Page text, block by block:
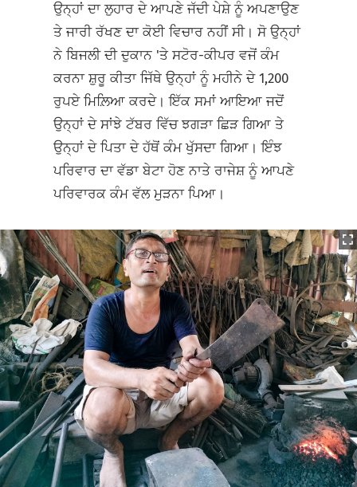
ਉਨ੍ਹਾਂ ਦਾ ਲੁਹਾਰ ਦੇ ਆਪਣੇ ਜੱਦੀ ਪੇਸ਼ੇ ਨੂੰ ਅਪਣਾਉਣ
ਤੇ ਜਾਰੀ ਰੱਖਣ ਦਾ ਕੋਈ ਵਿਚਾਰ ਨਹੀਂ ਸੀ। ਸੋ ਉਨ੍ਹਾਂ
ਨੇ ਬਿਜਲੀ ਦੀ ਦੁਕਾਨ 'ਤੇ ਸਟੋਰ-ਕੀਪਰ ਵਜੋਂ ਕੰਮ
ਕਰਨਾ ਸ਼ੁਰੂ ਕੀਤਾ ਜਿੱਥੇ ਉਨ੍ਹਾਂ ਨੂੰ ਮਹੀਨੇ ਦੇ 1,200
ਰੁਪਏ ਮਿਲ਼ਿਆ ਕਰਦੇ। ਇੱਕ ਸਮਾਂ ਆਇਆ ਜਦੋਂ
ਉਨ੍ਹਾਂ ਦੇ ਸਾਂਝੇ ਟੱਬਰ ਵਿੱਚ ਝਗੜਾ ਛਿੜ ਗਿਆ ਤੇ
ਉਨ੍ਹਾਂ ਦੇ ਪਿਤਾ ਦੇ ਹੱਥੋਂ ਕੰਮ ਖੁੱਸਦਾ ਗਿਆ। ਇੰਝ
ਪਰਿਵਾਰ ਦਾ ਵੱਡਾ ਬੇਟਾ ਹੋਣ ਨਾਤੇ ਰਾਜੇਸ਼ ਨੂੰ ਆਪਣੇ
ਪਰਿਵਾਰਕ ਕੰਮ ਵੱਲ ਮੁੜਨਾ ਪਿਆ।